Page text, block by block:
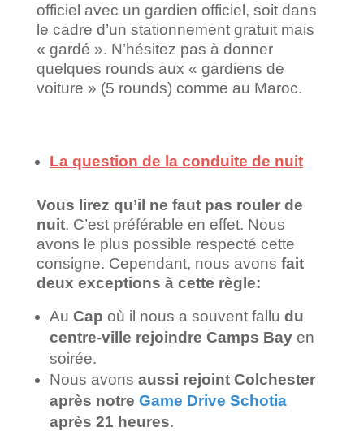
officiel avec un gardien officiel, soit dans
le cadre d’un stationnement gratuit mais
« gardé ». N’hésitez pas à donner
quelques rounds aux « gardiens de
voiture » (5 rounds) comme au Maroc.
La question de la conduite de nuit
Vous lirez qu’il ne faut pas rouler de
nuit. C’est préférable en effet. Nous
avons le plus possible respecté cette
consigne. Cependant, nous avons fait
deux exceptions à cette règle:
Au Cap où il nous a souvent fallu du
centre-ville rejoindre Camps Bayen
soirée.
Nous avons aussi rejoint Colchester
après notre Game Drive Schotia
après 21 heures.